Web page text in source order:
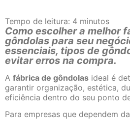
Tempo de leitura: 4 minutos
Como escolher a melhor
gôndolas para seu
essenciais, tipos de
evitar erros na compra.
A fábrica de gôndolas ideal é
garantir organização, estética,
eficiência dentro do seu ponto
Para empresas que dependem